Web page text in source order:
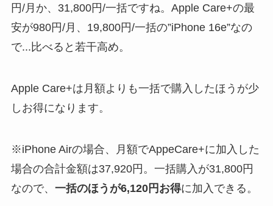
円/月か、31,800円/一括ですね。Apple Care+の最
安が980円/月、19,800円/一括の”iPhone 16e”なの
で...比べると若干高め。
Apple Care+は月額よりも一括で購入したほうが少
しお得になります。
※iPhone Airの場合、月額でAppeCare+に加入した
場合の合計金額は37,920円。一括購入が31,800円
なので、 一括のほうが6,120円お得に加入できる。